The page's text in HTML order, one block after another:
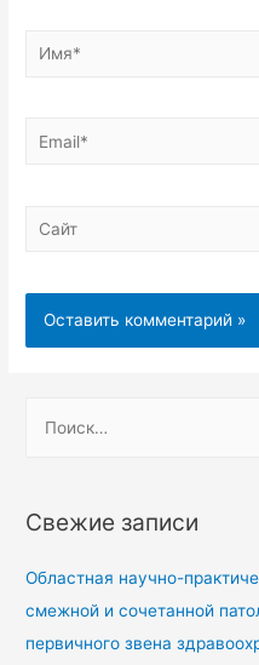
Свежие записи
Областная научно-
смежной и сочетанной
первичного звена